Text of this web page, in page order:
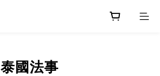
泰國法事